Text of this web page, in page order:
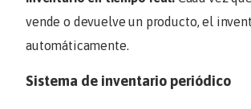
vende o devuelve un producto, el
automáticamente.
Sistema de inventario periódico